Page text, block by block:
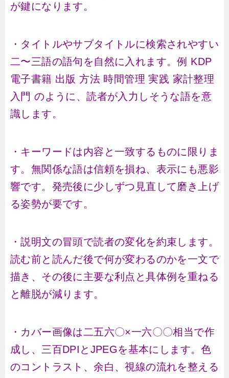
が鍵になります。
・タイトルやサブタイトルに検索されやすい
二〜三語の語句を自然に入れます。例 KDP
電子書籍 出版 方法 時間管理 実践 家計整理
入門 のように、読者が入力しそうな語を意
識します。
・キーワードは内容と一致するものに限りま
す。無関係な語は信頼を損ね、表示にも悪影
響です。発売後に少しずつ見直して磨き上げ
る姿勢が要です。
・説明文の冒頭で読者の変化を約束します。
読む前と読んだ後で何が変わるのかを一文で
描き、その後に主要な利点と具体例を重ねる
と離脱が減ります。
・カバー画像は二五六〇×一六〇〇相当で作
成し、三百DPIとJPEGを基本にします。色
のコントラスト、余白、視線の流れを整える